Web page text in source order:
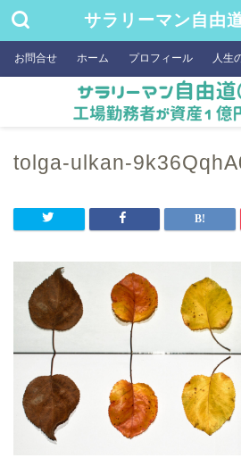
サラリーマン自由
お問合せ ホーム プロフィール 人生
tolga-ulkan-